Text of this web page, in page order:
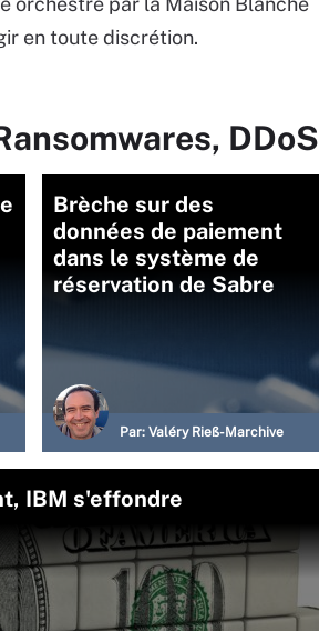
en toute discrétion.
DDoS
Brèche sur des
données de paiement
dans le système de
réservation de Sabre
Par: Valéry Rieß-Marchive
IBM s'effondre